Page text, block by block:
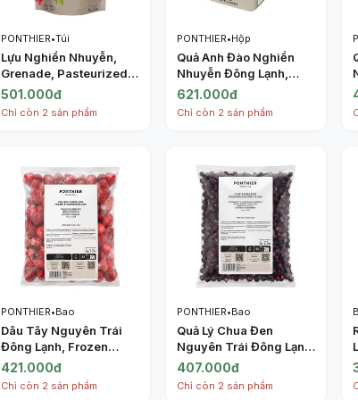
PONTHIER•Túi
Lựu Nghiền Nhuyễn,
Grenade, Pasteurized
Chilled Sugared Puree
Pomegranate (1kg) -
501.000đ
Chỉ còn 2 sản phẩm
PONTHIER•Hộp
Quả Anh Đào Nghiền
Nhuyễn Đông Lạnh,
Purée Griotte, Frozen
Sugared Morello
Cherry, 2.2 lbs (1kg) -
621.000đ
Chỉ còn 2 sản phẩm
PONTHIER•Bao
Dâu Tây Nguyên Trái
Đông Lạnh, Frozen
Strawberries IQF, 2.2
lbs (1kg) - PONTHIER
421.000đ
Chỉ còn 2 sản phẩm
PONTHIER•Bao
Quả Lý Chua Đen
Nguyên Trái Đông Lạnh,
Frozen Blackcurrants
IQF, 2.2 lbs (1kg) -
407.000đ
Chỉ còn 2 sản phẩm